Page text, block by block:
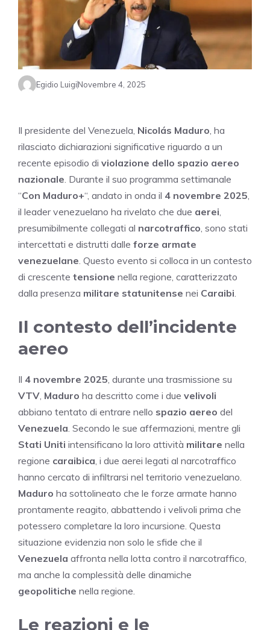
Egidio LuigiNovembre 4, 2025
Il presidente del Venezuela, Nicolás Maduro, ha
rilasciato dichiarazioni significative riguardo a un
recente episodio di violazione dello spazio aereo
nazionale. Durante il suo programma settimanale
“Con Maduro+“, andato in onda il 4 novembre 2025,
il leader venezuelano ha rivelato che due aerei,
presumibilmente collegati al narcotraffico, sono stati
intercettati e distrutti dalle forze armate
venezuelane. Questo evento si colloca in un contesto
di crescente tensione nella regione, caratterizzato
dalla presenza militare statunitense nei Caraibi.
Il contesto dell’incidente
aereo
Il 4 novembre 2025, durante una trasmissione su
VTV, Maduro ha descritto come i due velivoli
abbiano tentato di entrare nello spazio aereo del
Venezuela. Secondo le sue affermazioni, mentre gli
Stati Uniti intensificano la loro attività militare nella
regione caraibica, i due aerei legati al narcotraffico
hanno cercato di infiltrarsi nel territorio venezuelano.
Maduro ha sottolineato che le forze armate hanno
prontamente reagito, abbattendo i velivoli prima che
potessero completare la loro incursione. Questa
situazione evidenzia non solo le sfide che il
Venezuela affronta nella lotta contro il narcotraffico,
ma anche la complessità delle dinamiche
geopolitiche nella regione.
Le reazioni e le